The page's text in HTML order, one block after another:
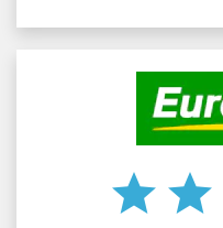
star star